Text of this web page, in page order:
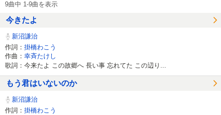
9曲中 1-9曲を表示
今きたよ
新沼謙治
作詞： 掛橋わこう
作曲： 幸斉たけし
歌詞：今来たよ この故郷へ 長い事 忘れてた この辺り...
もう君はいないのか
新沼謙治
作詞： 掛橋わこう